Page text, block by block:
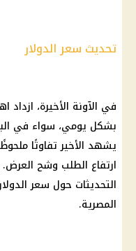
تحديث سعر الدولار
في الآونة الأخيرة، ازداد
بشكل يومي، سواء في
يشهد الأخير تفاوتًا
ارتفاع الطلب وشح
التحديثات حول سعر
المصرية.